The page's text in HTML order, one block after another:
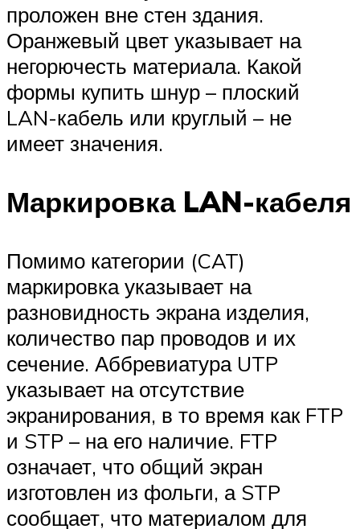
проложен вне стен здания.
Оранжевый цвет указывает на
негорючесть материала. Какой
формы купить шнур – плоский
LAN-кабель или круглый – не
имеет значения.
Маркировка LAN-кабеля
Помимо категории (CAT)
маркировка указывает на
разновидность экрана изделия,
количество пар проводов и их
сечение. Аббревиатура UTP
указывает на отсутствие
экранирования, в то время как FTP
и STP – на его наличие. FTP
означает, что общий экран
изготовлен из фольги, а STP
сообщает, что материалом для